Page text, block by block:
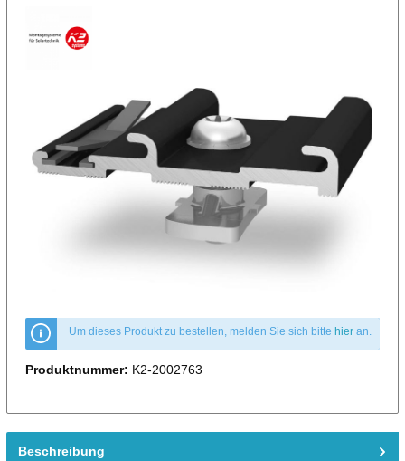
Um dieses Produkt zu bestellen, melden Sie sich bitte hieran.
Produktnummer: K2-2002763
Beschreibung